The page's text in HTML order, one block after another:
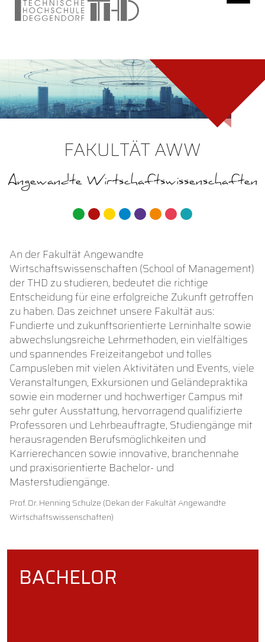
FAKULTÄT AWW
Angewandte Wirtschaftswissenschaften
An der Fakultät Angewandte
Wirtschaftswissenschaften (School of Management)
der THD zu studieren, bedeutet die richtige
Entscheidung für eine erfolgreiche Zukunft getroffen
zu haben. Das zeichnet unsere Fakultät aus:
Fundierte und zukunftsorientierte Lerninhalte sowie
abwechslungsreiche Lehrmethoden, ein vielfältiges
und spannendes Freizeitangebot und tolles
Campusleben mit vielen Aktivitäten und Events, viele
Veranstaltungen, Exkursionen und Geländepraktika
sowie ein moderner und hochwertiger Campus mit
sehr guter Ausstattung, hervorragend qualifizierte
Professoren und Lehrbeauftragte, Studiengänge mit
herausragenden Berufsmöglichkeiten und
Karrierechancen sowie innovative, branchennahe
und praxisorientierte Bachelor- und
Masterstudiengänge.
Prof. Dr. Henning Schulze (Dekan der Fakultät Angewandte
Wirtschaftswissenschaften)
BACHELOR